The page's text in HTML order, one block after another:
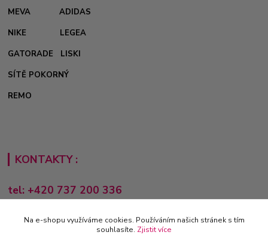
MEVA
ADIDAS
NIKE
LEGEA
GATORADE
LISKI
SÍTĚ POKORNÝ
REMO
KONTAKTY :
tel: +420 737 200 336
Pondělí-Pátek: 8 - 17 hodin
obchod@e-sporting.cz
Na e-shopu využíváme cookies. Používáním našich stránek s tím
souhlasíte. Zjistit více